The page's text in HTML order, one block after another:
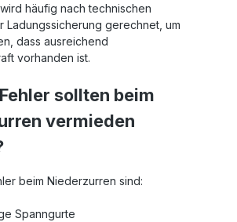
häufig nach technischen
Ladungssicherung gerechnet, um
dass ausreichend
vorhanden ist.
sollten beim
vermieden
beim Niederzurren sind:
Spanngurte